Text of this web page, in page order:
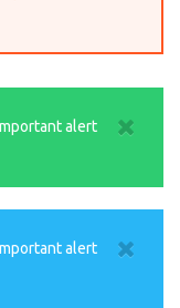
alert
alert